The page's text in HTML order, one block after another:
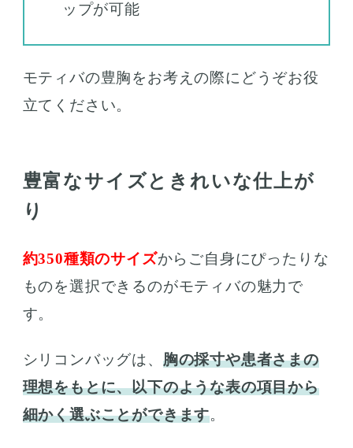
ップが可能
モティバの豊胸をお考えの際にどうぞお役
立てください。
豊富なサイズときれいな仕上が
り
約350種類のサイズからご自身にぴったりな
ものを選択できるのがモティバの魅力で
す。
シリコンバッグは、 胸の採寸や患者さまの
理想をもとに、以下のような表の項目から
細かく選ぶことができます。